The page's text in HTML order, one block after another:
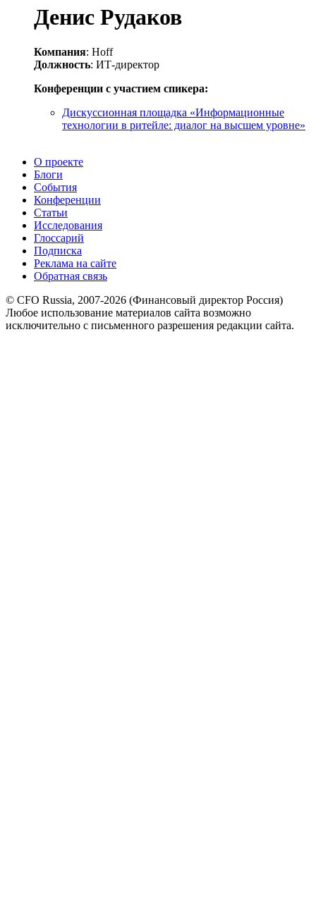
Денис Рудаков
Компания: Hoff
Должность: ИТ-директор
Конференции с участием спикера:
Дискуссионная площадка «Информационные
технологии в ритейле: диалог на высшем уровне»
О проекте
Блоги
События
Конференции
Статьи
Исследования
Глоссарий
Подписка
Реклама на сайте
Обратная связь
© CFO Russia, 2007-2026 (Финансовый директор Россия)
Любое использование материалов сайта возможно
исключительно с письменного разрешения редакции сайта.